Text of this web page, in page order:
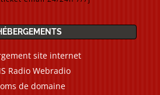
site internet
Radio Webradio
de domaine